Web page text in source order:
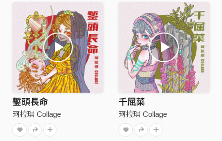
鏨頭長命
珂拉琪 Collage
千屈菜
珂拉琪 Collage